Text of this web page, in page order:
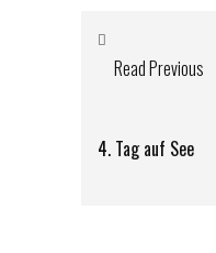
Read Previous
4. Tag auf See